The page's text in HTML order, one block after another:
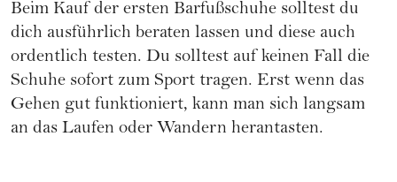
Beim Kauf der ersten Barfußschuhe solltest du
dich ausführlich beraten lassen und diese auch
ordentlich testen. Du solltest auf keinen Fall die
Schuhe sofort zum Sport tragen. Erst wenn das
Gehen gut funktioniert, kann man sich langsam
an das Laufen oder Wandern herantasten.